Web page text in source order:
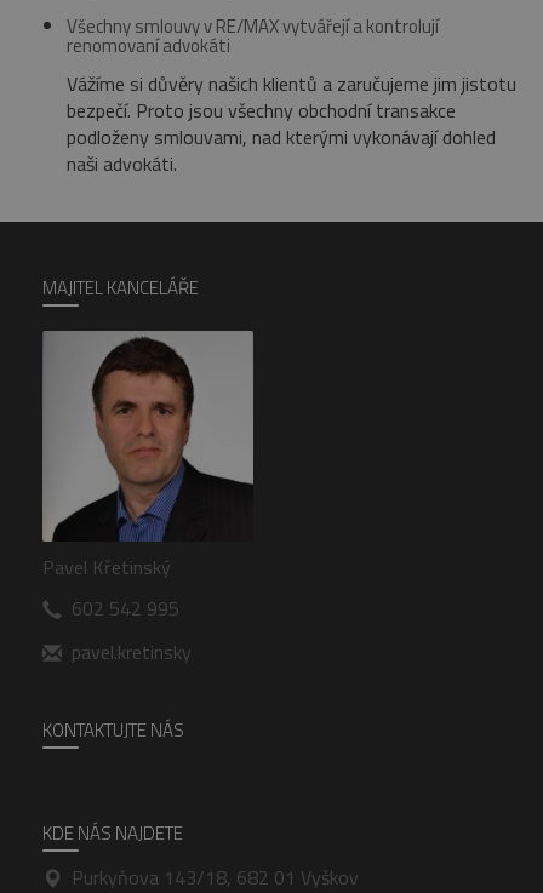
Všechny smlouvy v RE/MAX vytvářejí a kontrolují
renomovaní advokáti
Vážíme si důvěry našich klientů a zaručujeme jim jistotu
bezpečí. Proto jsou všechny obchodní transakce
podloženy smlouvami, nad kterými vykonávají dohled
naši advokáti.
MAJITEL KANCELÁŘE
Pavel Křetinský
602 542 995
pavel.kretinsky
KONTAKTUJTE NÁS
KDE NÁS NAJDETE
Purkyňova 143/18, 682 01 Vyškov